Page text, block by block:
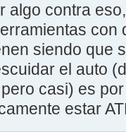
algo contra
con
siendo que
el auto
casi) es
estar